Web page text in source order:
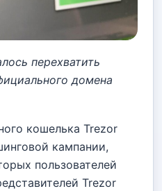
перехватить
домена
кошелька Trezor
кампании,
пользователей
Trezor